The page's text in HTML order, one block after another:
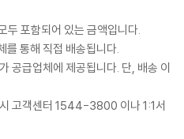
포함되어 있는 금액입니다.
통해 직접 배송됩니다.
공급업체에 제공됩니다. 단, 배송 이
고객센터 1544-3800 이나 1:1서